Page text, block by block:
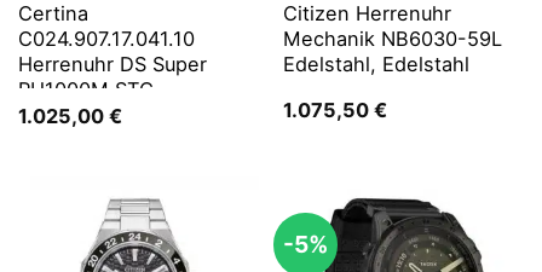
Certina
C024.907.17.041.10
Herrenuhr DS Super
PH1000M STC
1.025,00 €
Citizen Herrenuhr
Mechanik NB6030-59L
Edelstahl, Edelstahl
1.075,50 €
-5%